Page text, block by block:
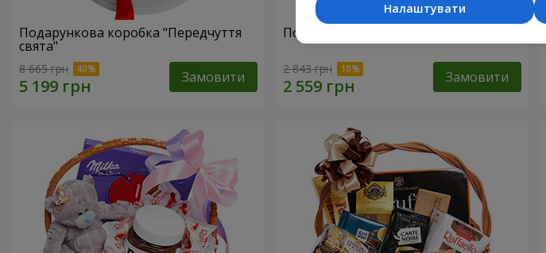
Подарункова коробка "Передчуття
свята"
8 665 грн Замовити
Подарунковий кошик "Дитяче свято!"
2 843 грн Замовити
Налаштувати